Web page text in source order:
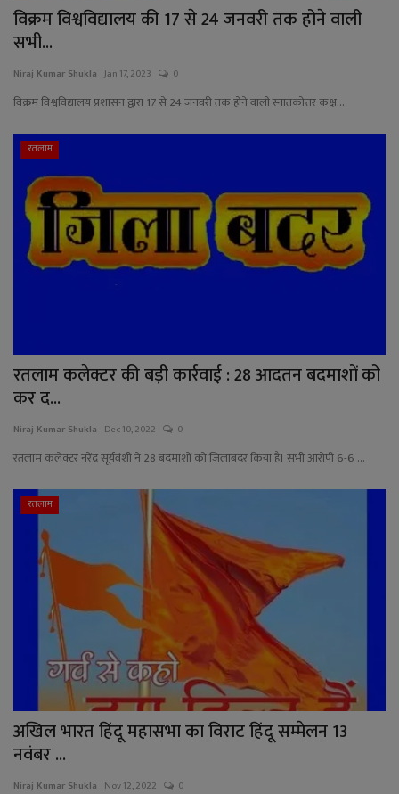
विक्रम विश्वविद्यालय की 17 से 24 जनवरी तक होने वाली
सभी...
Niraj Kumar Shukla Jan 17, 2023 0
विक्रम विश्वविद्यालय प्रशासन द्वारा 17 से 24 जनवरी तक होने वाली स्नातकोत्तर कक्ष...
रतलाम
रतलाम कलेक्टर की बड़ी कार्रवाई : 28 आदतन बदमाशों को
कर द...
Niraj Kumar Shukla Dec 10, 2022 0
रतलाम कलेक्टर नरेंद्र सूर्यवंशी ने 28 बदमाशों को जिलाबदर किया है। सभी आरोपी 6-6 ...
रतलाम
अखिल भारत हिंदू महासभा का विराट हिंदू सम्मेलन 13
नवंबर ...
Niraj Kumar Shukla Nov 12, 2022 0